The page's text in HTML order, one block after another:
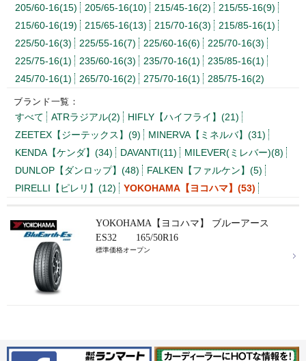
205/60-16(15)
205/65-16(10) 215/45-16(2)
215/55-16(9)
215/60-16(19)
215/65-16(13) 215/70-16(3)
215/85-16(1)
225/50-16(3)
225/55-16(7) 225/60-16(6)
225/70-16(3)
225/75-16(1)
235/60-16(3) 235/70-16(1)
235/85-16(1)
245/70-16(1)
265/70-16(2) 275/70-16(1) 285/75-16(2)
ブランド一覧：
すべて ATRラジアル(2)
HIFLY【ハイフライ】(21)
ZEETEX【ジーテックス】(9)
MINERVA【ミネルバ】(31)
KENDA【ケンダ】(34)
DAVANTI(11)
MILEVER(ミレバー)(8)
DUNLOP【ダンロップ】(48)
FALKEN【ファルケン】(5)
PIRELLI【ピレリ】(12)
YOKOHAMA【ヨコハマ】(53)
YOKOHAMA【ヨコハマ】 ブルーアース
ES32 165/50R16
標準価格オープン